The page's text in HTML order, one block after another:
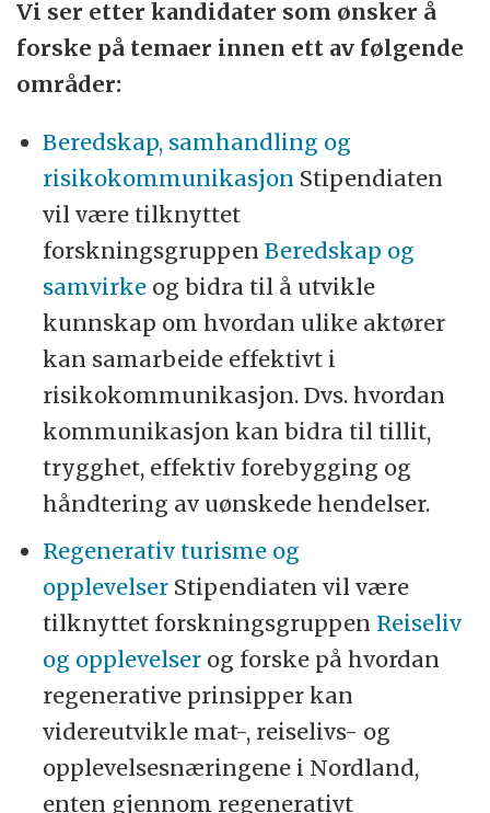
Vi ser etter kandidater som ønsker å
forske på temaer innen ett av følgende
områder:
Beredskap, samhandling og
risikokommunikasjon Stipendiaten
vil være tilknyttet
forskningsgruppenBeredskap og
samvirke og bidra til å utvikle
kunnskap om hvordan ulike aktører
kan samarbeide effektivt i
risikokommunikasjon. Dvs. hvordan
kommunikasjon kan bidra til tillit,
trygghet, effektiv forebygging og
håndtering av uønskede hendelser.
Regenerativ turisme og
opplevelser Stipendiaten vil være
tilknyttet forskningsgruppen Reiseliv
og opplevelser og forske på hvordan
regenerative prinsipper kan
videreutvikle mat-, reiselivs- og
opplevelsesnæringene i Nordland,
enten gjennom regenerativt